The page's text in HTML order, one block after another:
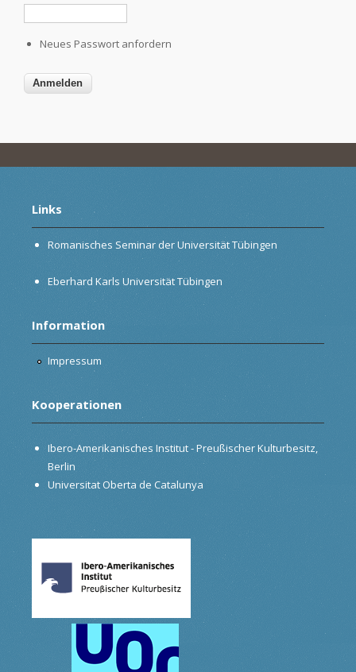
Neues Passwort anfordern
Links
Romanisches Seminar der Universität Tübingen
Eberhard Karls Universität Tübingen
Information
Impressum
Kooperationen
Ibero-Amerikanisches Institut - Preußischer Kulturbesitz,
Berlin
Universitat Oberta de Catalunya